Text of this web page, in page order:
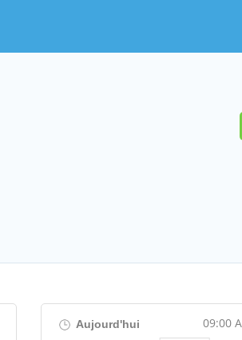
Aujourd'hui 09:00